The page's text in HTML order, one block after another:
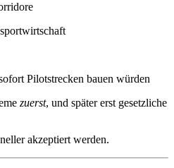
Pilotstrecken bauen würden
zuerst, und später erst gesetzliche
akzeptiert werden.